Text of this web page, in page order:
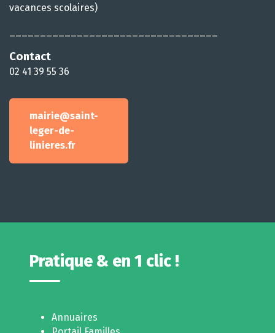
vacances scolaires)
Contact
02 41 39 55 36
mairie@saint-
leger-de-
linieres.fr
Pratique & en 1 clic !
Annuaires